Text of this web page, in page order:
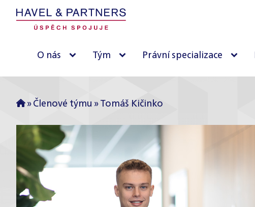
O nás Tým Právní specializace
» Členové týmu » Tomáš Kičinko